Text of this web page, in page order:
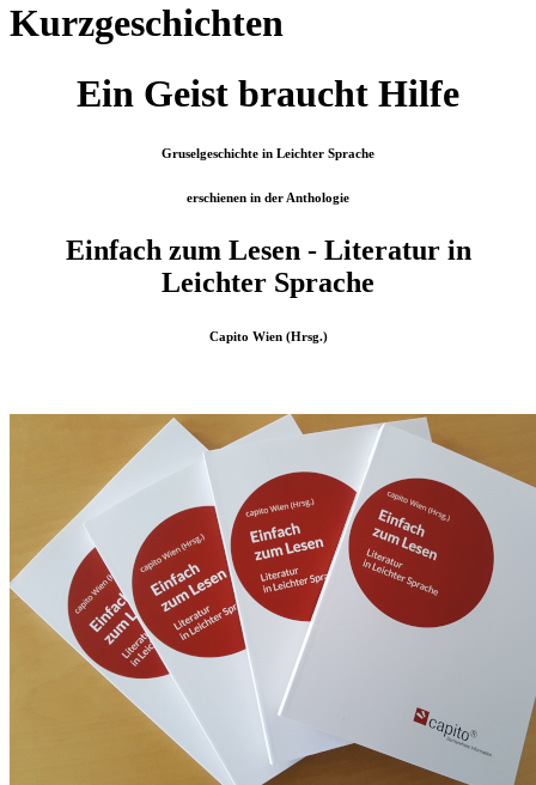
Kurzgeschichten
Ein Geist braucht Hilfe
Gruselgeschichte in Leichter Sprache
erschienen in der Anthologie
Einfach zum Lesen - Literatur in
Leichter Sprache
Capito Wien (Hrsg.)